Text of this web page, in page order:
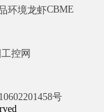
环境龙虾CBME
控网
号